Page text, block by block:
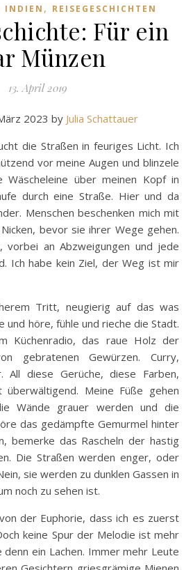
INDIEN , REISEGESCHICHTEN
Für ein
Münzen
13. April 2019
2023 by Julia Schattauer
die Straßen in feuriges Licht. Ich
vor meine Augen und blinzele
über meinen Kopf in
durch eine Straße. Hier und da
Menschen beschenken mich mit
bevor sie ihrer Wege gehen.
an Abzweigungen und jede
Ich habe kein Ziel, der Weg ist mir
Tritt, neugierig auf das was
und höre, fühle und rieche die Stadt.
Küchenradio, das raue Holz der
gebratenen Gewürzen. Curry,
All diese Gerüche, diese Farben,
Meine Füße gehen
Wände grauer werden und die
das gedämpfte Gemurmel hinter
bemerke das Rascheln der hastig
Die Straßen werden enger, oder
sie werden zu dunklen Gassen in
noch zu sehen ist.
der Euphorie, dass ich es zuerst
keine Spur der Melodie ist mehr
ein Lachen. Immer mehr Leute